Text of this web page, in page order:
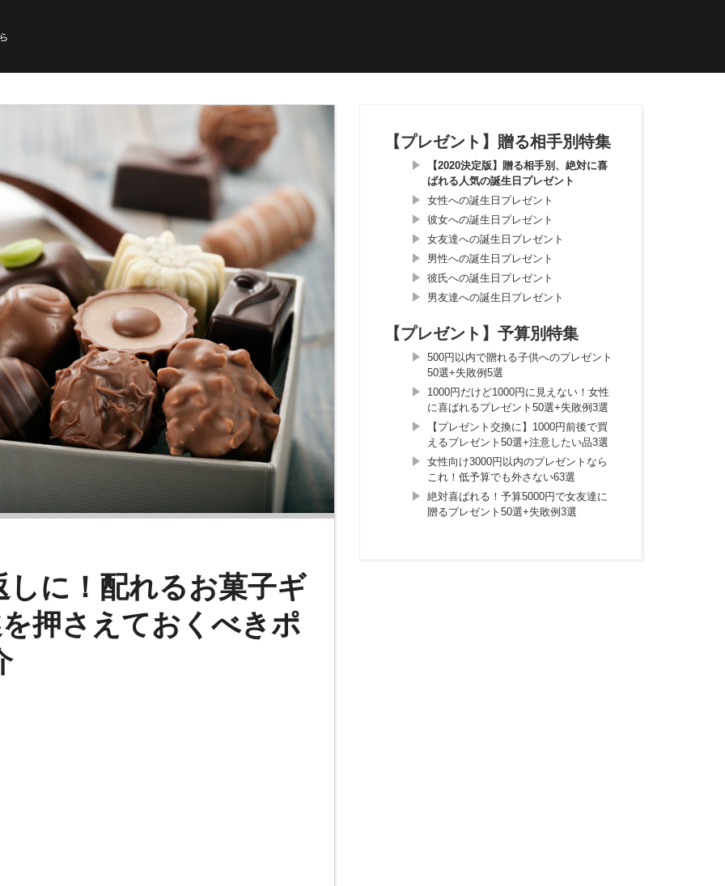
に！配れるお菓子ギ
押さえておくべきポ
【プレゼント】贈る相手別特集
【2020決定版】贈る相手別、絶対に喜
ばれる人気の誕生日プレゼント
女性への誕生日プレゼント
彼女への誕生日プレゼント
女友達への誕生日プレゼント
男性への誕生日プレゼント
彼氏への誕生日プレゼント
男友達への誕生日プレゼント
【プレゼント】予算別特集
500円以内で贈れる子供へのプレゼント
50選+失敗例5選
1000円だけど1000円に見えない！女性
に喜ばれるプレゼント50選+失敗例3選
【プレゼント交換に】1000円前後で買
えるプレゼント50選+注意したい品3選
女性向け3000円以内のプレゼントなら
これ！低予算でも外さない63選
絶対喜ばれる！予算5000円で女友達に
贈るプレゼント50選+失敗例3選